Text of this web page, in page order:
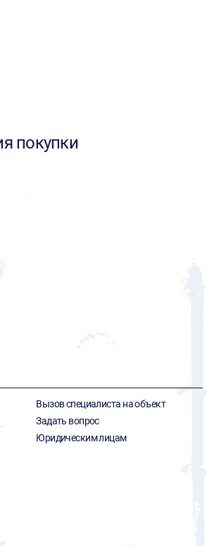
покупки
Вызов специалиста на объект
Задать вопрос
Юридическим лицам